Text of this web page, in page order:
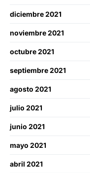
diciembre 2021
noviembre 2021
octubre 2021
septiembre 2021
agosto 2021
julio 2021
junio 2021
mayo 2021
abril 2021